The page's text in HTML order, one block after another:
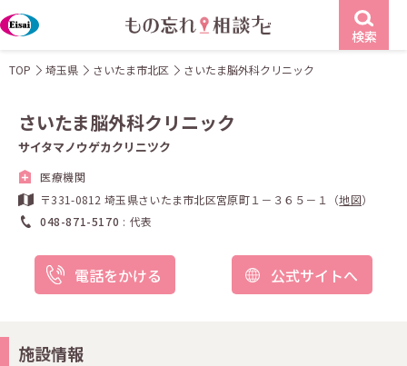
検索
TOP 埼玉県 さいたま市北区 さいたま脳外科クリニック
さいたま脳外科クリニック
サイタマノウゲカクリニツク
医療機関
〒331-0812 埼玉県さいたま市北区宮原町１－３６５－１（地図）
048-871-5170
代表
電話をかける 公式サイトへ
施設情報